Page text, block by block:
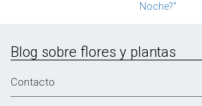
Noche?”
Blog sobre flores y plantas
Contacto